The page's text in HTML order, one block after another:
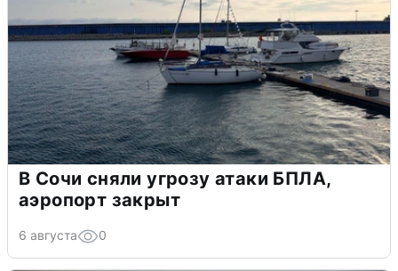
В Сочи сняли угрозу атаки БПЛА,
аэропорт закрыт
6 августа 0